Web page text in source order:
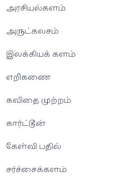
அரசியல்களம்
அருட்கலசம்
இலக்கியக் களம்
எறிகணை
கவிதை முற்றம்
கார்ட்டூன்
கேள்வி பதில்
சர்ச்சைக்களம்